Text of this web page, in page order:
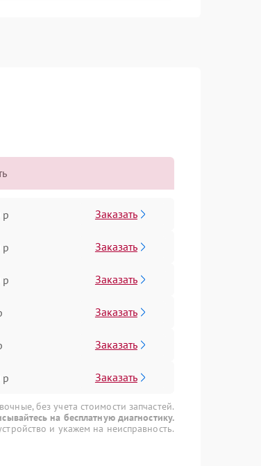
Заказать
Заказать
Заказать
Заказать
Заказать
Заказать
без учета стоимости запчастей.
на бесплатную диагностику.
и укажем на неисправность.